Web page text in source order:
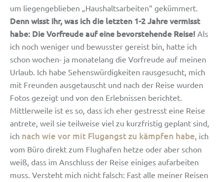
um liegengeblieben „Haushaltsarbeiten“ gekümmert.
Denn wisst ihr, was ich die letzten 1-2 Jahre vermisst
habe: Die Vorfreude auf eine bevorstehende Reise! Als
ich noch weniger und bewusster gereist bin, hatte ich
schon wochen- ja monatelang die Vorfreude auf meinen
Urlaub. Ich habe Sehenswürdigkeiten rausgesucht, mich
mit Freunden ausgetauscht und nach der Reise wurden
Fotos gezeigt und von den Erlebnissen berichtet.
Mittlerweile ist es so, dass ich eher gestresst eine Reise
antrete, weil sie teilweise viel zu kurzfristig geplant sind,
ich nach wie vor mit Flugangst zu kämpfen habe, ich
vom Büro direkt zum Flughafen hetze oder aber schon
weiß, dass im Anschluss der Reise einiges aufarbeiten
muss. Versteht mich nicht falsch: Fast alle meiner Reisen